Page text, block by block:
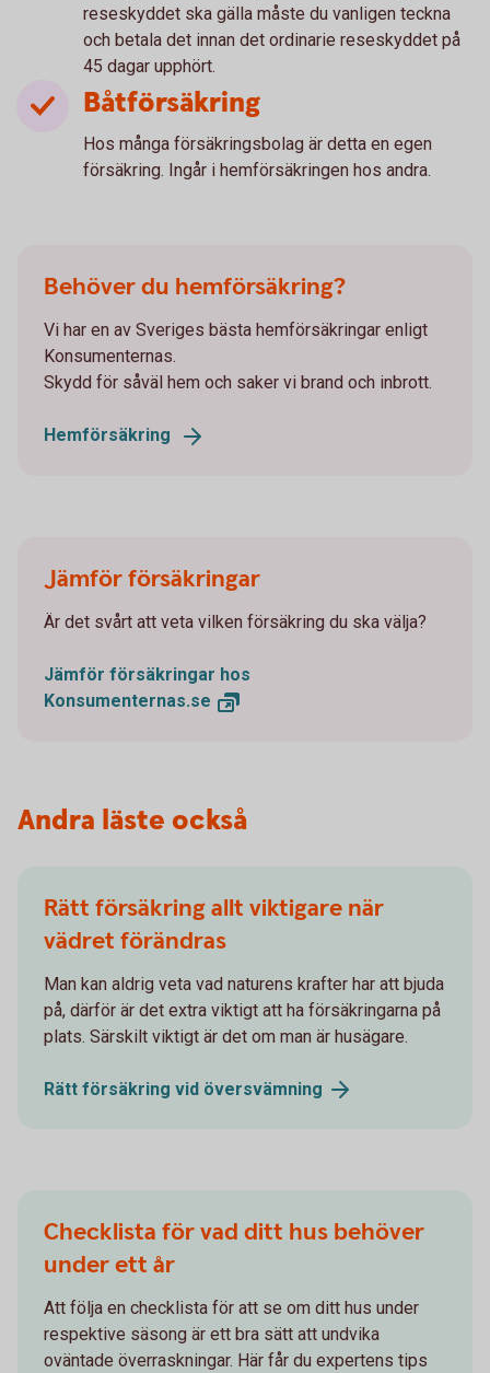
reseskyddet ska gälla måste du vanligen teckna
och betala det innan det ordinarie reseskyddet på
45 dagar upphört.
Båtförsäkring
Hos många försäkringsbolag är detta en egen
försäkring. Ingår i hemförsäkringen hos andra.
Behöver du hemförsäkring?
Vi har en av Sveriges bästa hemförsäkringar enligt
Konsumenternas.
Skydd för såväl hem och saker vi brand och inbrott.
Hemförsäkring
Jämför försäkringar
Är det svårt att veta vilken försäkring du ska välja?
Jämför försäkringar hos
Konsumenternas.se
Andra läste också
Rätt försäkring allt viktigare när
vädret förändras
Man kan aldrig veta vad naturens krafter har att bjuda
på, därför är det extra viktigt att ha försäkringarna på
plats. Särskilt viktigt är det om man är husägare.
Rätt försäkring vid översvämning
Checklista för vad ditt hus behöver
under ett år
Att följa en checklista för att se om ditt hus under
respektive säsong är ett bra sätt att undvika
oväntade överraskningar. Här får du expertens tips